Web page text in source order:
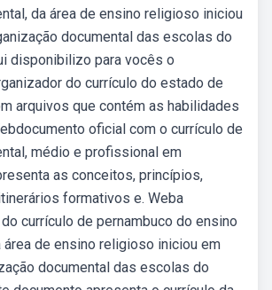
da área de ensino religioso iniciou
documental das escolas do
disponibilizo para vocês o
do currículo do estado de
arquivos que contém as habilidades
oficial com o currículo de
médio e profissional em
as conceitos, princípios,
formativos e. Weba
currículo de pernambuco do ensino
área de ensino religioso iniciou em
documental das escolas do